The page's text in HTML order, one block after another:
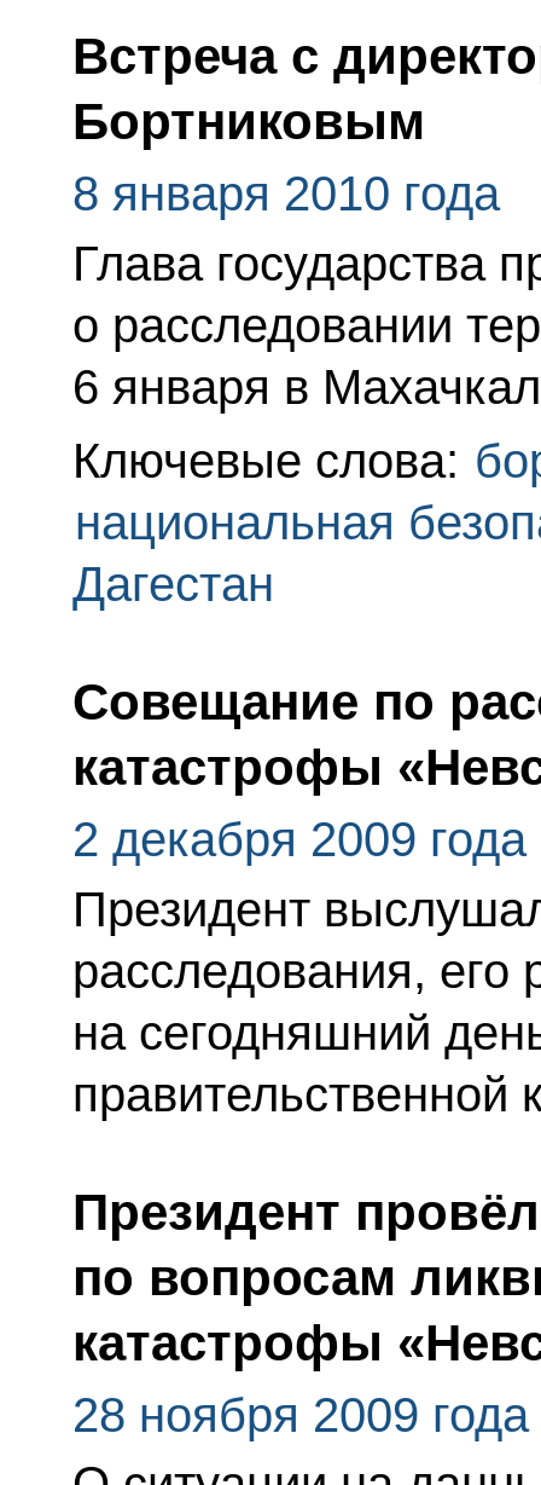
Встреча с
Бортниковым
8 января 2010 года
Глава государства
о расследовании
6 января в
Ключевые слова:
национальная
Дагестан
Совещание по
катастрофы
2 декабря 2009 года
Президент
расследования, его
на сегодняшний
правительственной
Президент
по вопросам
катастрофы
28 ноября 2009 года